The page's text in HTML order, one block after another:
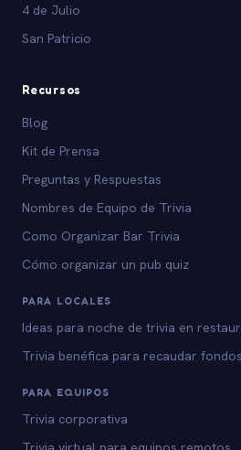
4 de Julio
San Patricio
Recursos
Blog
Kit de Prensa
Preguntas y Respuestas
Nombres de Equipo de Trivia
Como Organizar Bar Trivia
Cómo organizar un pub quiz
PARA LOCALES
Ideas para noche de trivia en
Trivia benéfica para recaudar fondos
PARA EQUIPOS
Trivia corporativa